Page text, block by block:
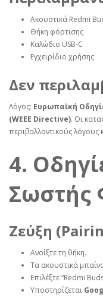
Ακουστικά Redmi
Θήκη φόρτισης
Καλώδιο USB‑C
Εγχειρίδιο χρήσης
Δεν
Λόγος: Ευρωπαϊκή
(WEEE Directive). Οι
περιβαλλοντικούς λόγους
4.
Σωστής
Ζεύξη
Ανοίξτε τη θήκη.
Τα ακουστικά
Επιλέξτε “Redmi
Υποστηρίζεται